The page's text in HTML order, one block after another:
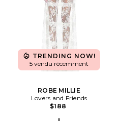
TRENDING NOW!
5 vendu récemment
ROBE MILLIE
Lovers and Friends
$188